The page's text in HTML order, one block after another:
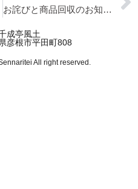
お詫びと商品回収のお知らせ
成亭風土
彦根市平田町808
All right reserved.